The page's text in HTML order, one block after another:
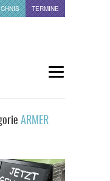
TERMINE
ARMER